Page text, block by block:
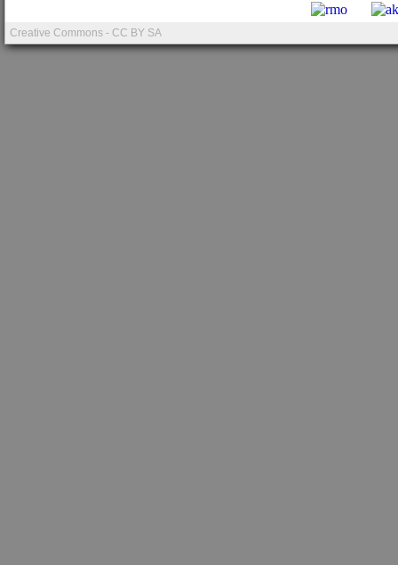
Creative Commons - CC BY SA